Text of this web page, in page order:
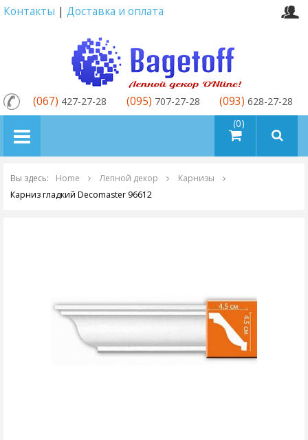
Контакты | Доставка и оплата
товаров (0)
(067) 427-27-28 (095) 707-27-28 (093) 628-27-28
Вы здесь: Home Лепной декор
Карнизы
Карниз гладкий Decomaster 96612